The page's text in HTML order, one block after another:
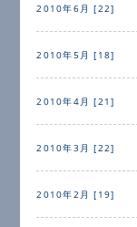
2010年6月 [22]
2010年5月 [18]
2010年4月 [21]
2010年3月 [22]
2010年2月 [19]